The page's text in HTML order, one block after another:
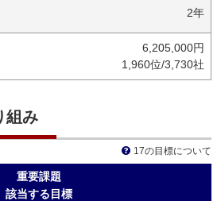
2年
6,205,000円
1,960位/3,730社
組み
17の目標について
重要課題
該当する目標